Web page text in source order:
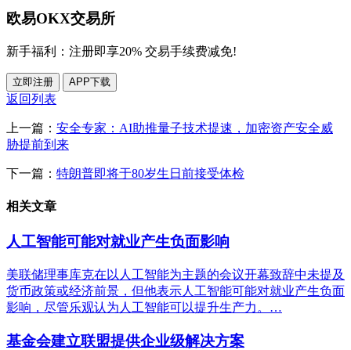
欧易OKX交易所
新手福利： 注册即享20% 交易手续费减免!
立即注册 APP下载
返回列表
上一篇： 安全专家：AI助推量子技术提速，加密资产安全威
胁提前到来
下一篇： 特朗普即将于80岁生日前接受体检
相关文章
人工智能可能对就业产生负面影响
美联储理事库克在以人工智能为主题的会议开幕致辞中未提及
货币政策或经济前景，但他表示人工智能可能对就业产生负面
影响，尽管乐观认为人工智能可以提升生产力。…
基金会建立联盟提供企业级解决方案